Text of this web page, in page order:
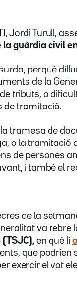
Jordi Turull,
guàrdia civil
perquè
de la
tributs, o
de tramitació.
tramesa de
o la tramitació
de persones
i també el
de la
va rebre
en què li
que podrien
exercir el vot